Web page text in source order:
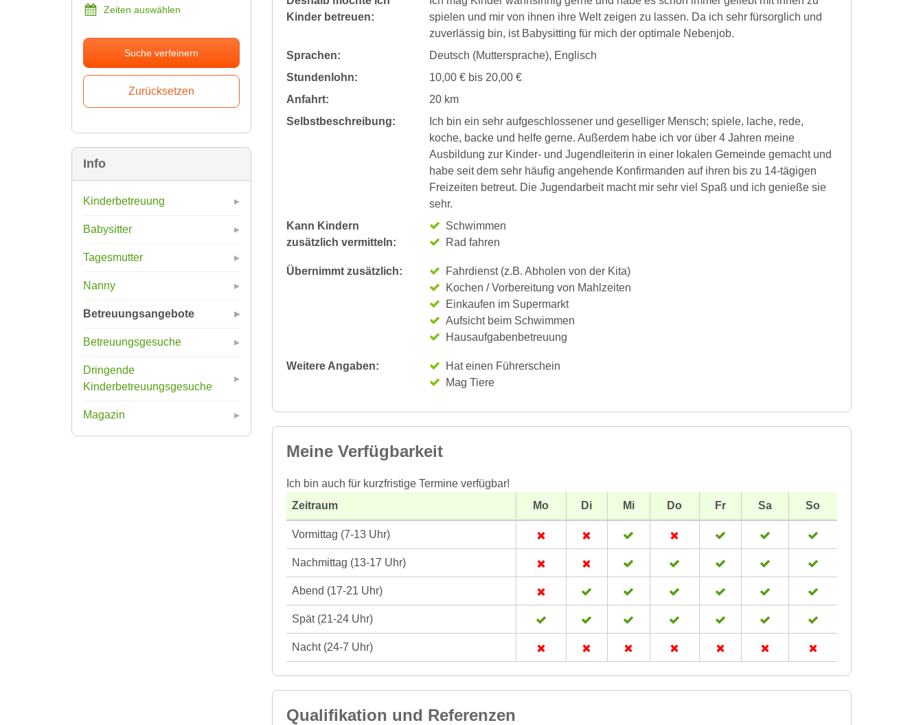
Zeiten auswählen
Suche verfeinern
Info
Kinderbetreuung
Babysitter
Tagesmutter
Nanny
Betreuungsangebote
Betreuungsgesuche
Dringende
Kinderbetreuungsgesuche
Magazin
Kinder betreuen:
spielen und mir von ihnen ihre Welt zeigen zu lassen. Da ich sehr fürsorglich und
zuverlässig bin, ist Babysitting für mich der optimale Nebenjob.
Sprachen:
Deutsch (Muttersprache), Englisch
Stundenlohn:
10,00 € bis 20,00 €
Anfahrt:
20 km
Selbstbeschreibung:
Ich bin ein sehr aufgeschlossener und geselliger Mensch; spiele, lache, rede,
koche, backe und helfe gerne. Außerdem habe ich vor über 4 Jahren meine
Ausbildung zur Kinder- und Jugendleiterin in einer lokalen Gemeinde gemacht und
habe seit dem sehr häufig angehende Konfirmanden auf ihren bis zu 14-tägigen
Freizeiten betreut. Die Jugendarbeit macht mir sehr viel Spaß und ich genieße sie
sehr.
Kann Kindern
zusätzlich vermitteln:
Schwimmen
Rad fahren
Übernimmt zusätzlich:
Fahrdienst (z.B. Abholen von der Kita)
Kochen / Vorbereitung von Mahlzeiten
Einkaufen im Supermarkt
Aufsicht beim Schwimmen
Hausaufgabenbetreuung
Weitere Angaben:
Hat einen Führerschein
Mag Tiere
Meine Verfügbarkeit
Ich bin auch für kurzfristige Termine verfügbar!
Zeitraum
Mo Di Mi Do Fr Sa So
Vormittag (7-13 Uhr)
Nachmittag (13-17 Uhr)
Abend (17-21 Uhr)
Spät (21-24 Uhr)
Nacht (24-7 Uhr)
Qualifikation und Referenzen